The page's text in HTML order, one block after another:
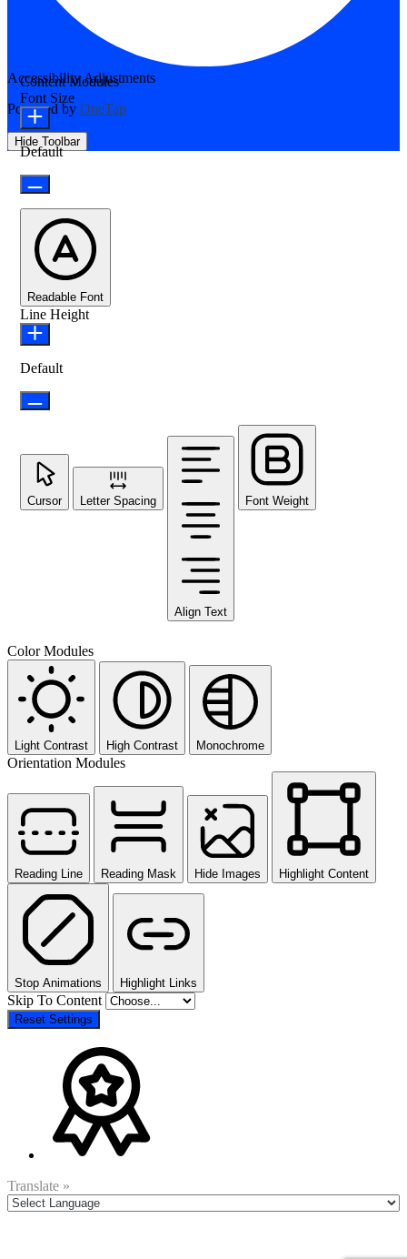
Accessibility Adjustments
Powered by OneTap
Hide Toolbar
Content Modules
Font Size
Default
Readable Font
Line Height
Default
Cursor Letter Spacing
Align Text
Font Weight
Color Modules
Light Contrast High Contrast Monochrome
Orientation Modules
Reading Line Reading Mask Hide Images Highlight Content
Stop Animations Highlight Links
Skip To Content
Reset Settings
Translate »